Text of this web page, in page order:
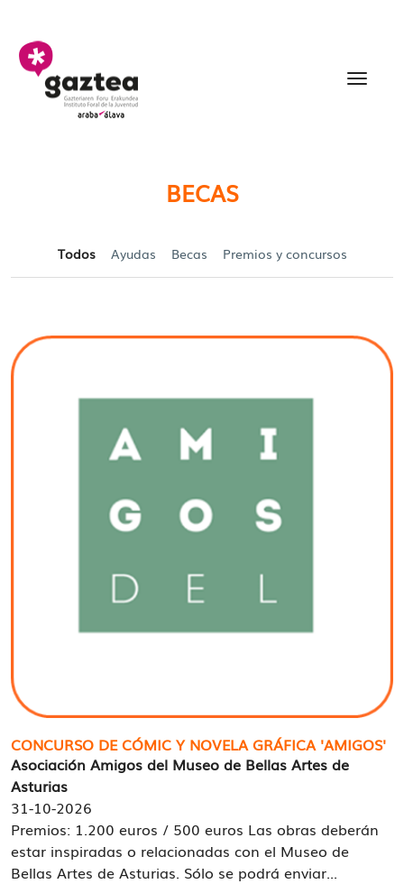
Saltar al contenido principal
BECAS
Todos Ayudas Becas Premios y concursos
CONCURSO DE CÓMIC Y NOVELA GRÁFICA 'AMIGOS'
Asociación Amigos del Museo de Bellas Artes de
Asturias
31-10-2026
Premios: 1.200 euros / 500 euros Las obras deberán
estar inspiradas o relacionadas con el Museo de
Bellas Artes de Asturias. Sólo se podrá enviar...